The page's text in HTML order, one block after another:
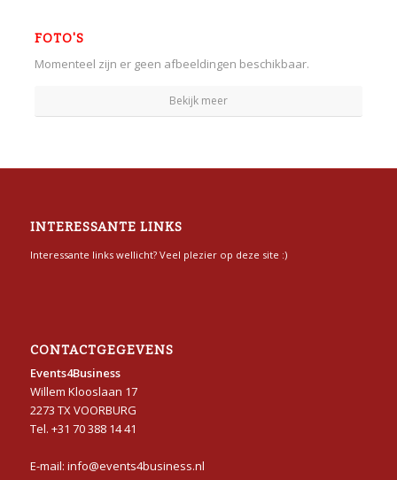
FOTO'S
Momenteel zijn er geen afbeeldingen beschikbaar.
Bekijk meer
INTERESSANTE LINKS
Interessante links wellicht? Veel plezier op deze site :)
CONTACTGEGEVENS
Events4Business
Willem Klooslaan 17
2273 TX VOORBURG
Tel. +31 70 388 14 41
E-mail: info@events4business.nl